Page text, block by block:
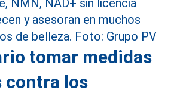
tomar medidas
contra los